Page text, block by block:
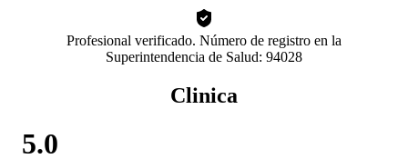
Profesional verificado. Número de registro en la
Superintendencia de Salud: 94028
Clinica
5.0